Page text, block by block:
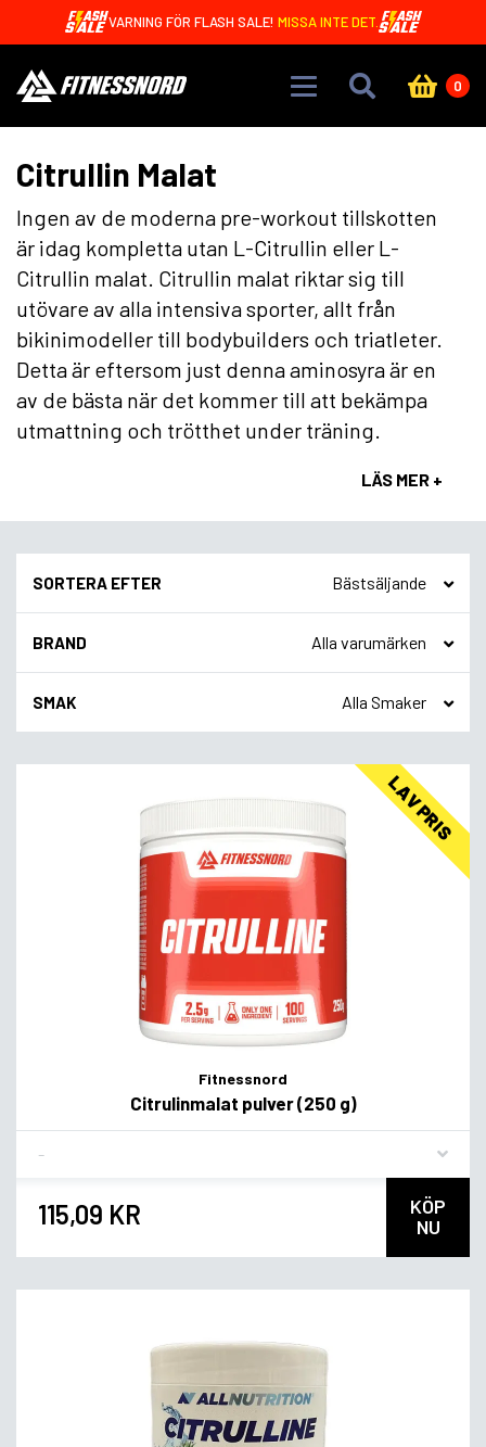
Skip to main contentVARNING FÖR FLASH SALE! MISSA INTE DET.
0
Citrullin Malat
Ingen av de moderna pre-workout tillskotten
är idag kompletta utan L-Citrullin eller L-
Citrullin malat. Citrullin malat riktar sig till
utövare av alla intensiva sporter, allt från
bikinimodeller till bodybuilders och triatleter.
Detta är eftersom just denna aminosyra är en
av de bästa när det kommer till att bekämpa
utmattning och trötthet under träning.
LÄS MER +
SORTERA EFTER
BRAND
SMAK
LAV PRIS
Fitnessnord
Citrulinmalat pulver (250 g)
115,09 KR
KÖP
NU